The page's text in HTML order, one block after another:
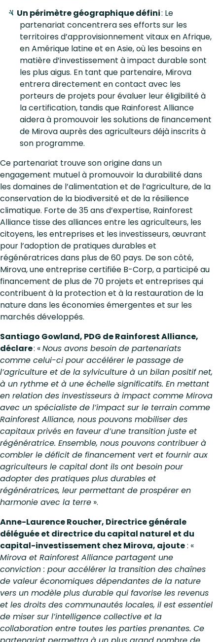
Un périmètre géographique défini: Le
partenariat concentrera ses efforts sur les
territoires d’approvisionnement vitaux en Afrique,
en Amérique latine et en Asie, où les besoins en
matière d’investissement à impact durable sont
les plus aigus. En tant que partenaire, Mirova
entrera directement en contact avec les
porteurs de projets pour évaluer leur éligibilité à
la certification, tandis que Rainforest Alliance
aidera à promouvoir les solutions de financement
de Mirova auprès des agriculteurs déjà inscrits à
son programme.
Ce partenariat trouve son origine dans un
engagement mutuel à promouvoir la durabilité dans
les domaines de l’alimentation et de l’agriculture, de la
conservation de la biodiversité et de la résilience
climatique. Forte de 35 ans d’expertise, Rainforest
Alliance tisse des alliances entre les agriculteurs, les
citoyens, les entreprises et les investisseurs, œuvrant
pour l’adoption de pratiques durables et
régénératrices dans plus de 60 pays. De son côté,
Mirova, une entreprise certifiée B-Corp, a participé au
financement de plus de 70 projets et entreprises qui
contribuent à la protection et à la restauration de la
nature dans les économies émergentes et sur les
marchés développés.
Santiago Gowland, PDG de Rainforest Alliance,
déclare: «Nous avons besoin de partenariats
comme celui-ci pour accélérer le passage de
l’agriculture et de la sylviculture à un bilan positif net,
à un rythme et à une échelle significatifs. En mettant
en relation des investisseurs à impact comme Mirova
avec un spécialiste de l’impact sur le terrain comme
Rainforest Alliance, nous pouvons mobiliser des
capitaux privés en faveur d’une transition juste et
régénératrice. Ensemble, nous pouvons contribuer à
combler le déficit de financement vert et fournir aux
agriculteurs le capital dont ils ont besoin pour
adopter des pratiques plus durables et
régénératrices, leur permettant de prospérer en
harmonie avec la terre ».
Anne-Laurence Roucher, Directrice générale
déléguée et directrice du capital naturel et du
capital-investissement chez Mirova, ajoute: «
Mirova et Rainforest Alliance partagent une
conviction : pour accélérer la transition des chaînes
de valeur économiques dépendantes de la nature
vers un modèle plus durable qui favorise les revenus
et les droits des communautés locales, il est essentiel
de miser sur l’intelligence collective et la
collaboration entre toutes les parties prenantes. Ce